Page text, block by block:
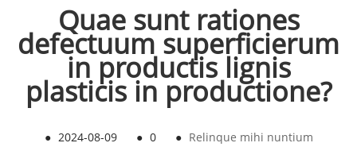
Quae sunt rationes
defectuum superficierum
in productis lignis
plasticis in productione?
● 2024-08-09 ● 0 ● Relinque mihi nuntium